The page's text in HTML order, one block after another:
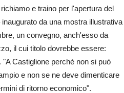
e traino per l'apertura del
da una mostra illustrativa
un convegno, anch'esso da
il cui titolo dovrebbe essere:
"A Castiglione perché non si può
e non se ne deve dimenticare
di ritorno economico".